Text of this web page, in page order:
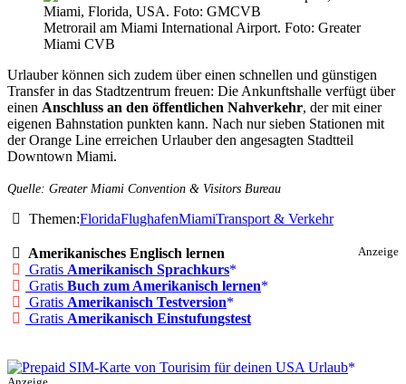
Metrorail am Miami International Airport. Foto: Greater
Miami CVB
Urlauber können sich zudem über einen schnellen und günstigen
Transfer in das Stadtzentrum freuen: Die Ankunftshalle verfügt über
einen Anschluss an den öffentlichen Nahverkehr, der mit einer
eigenen Bahnstation punkten kann. Nach nur sieben Stationen mit
der Orange Line erreichen Urlauber den angesagten Stadtteil
Downtown Miami.
Quelle: Greater Miami Convention & Visitors Bureau
Themen:FloridaFlughafenMiamiTransport & Verkehr
Anzeige
Amerikanisches Englisch lernen
Gratis Amerikanisch Sprachkurs
Gratis Buch zum Amerikanisch lernen
Gratis Amerikanisch Testversion
Gratis Amerikanisch Einstufungstest